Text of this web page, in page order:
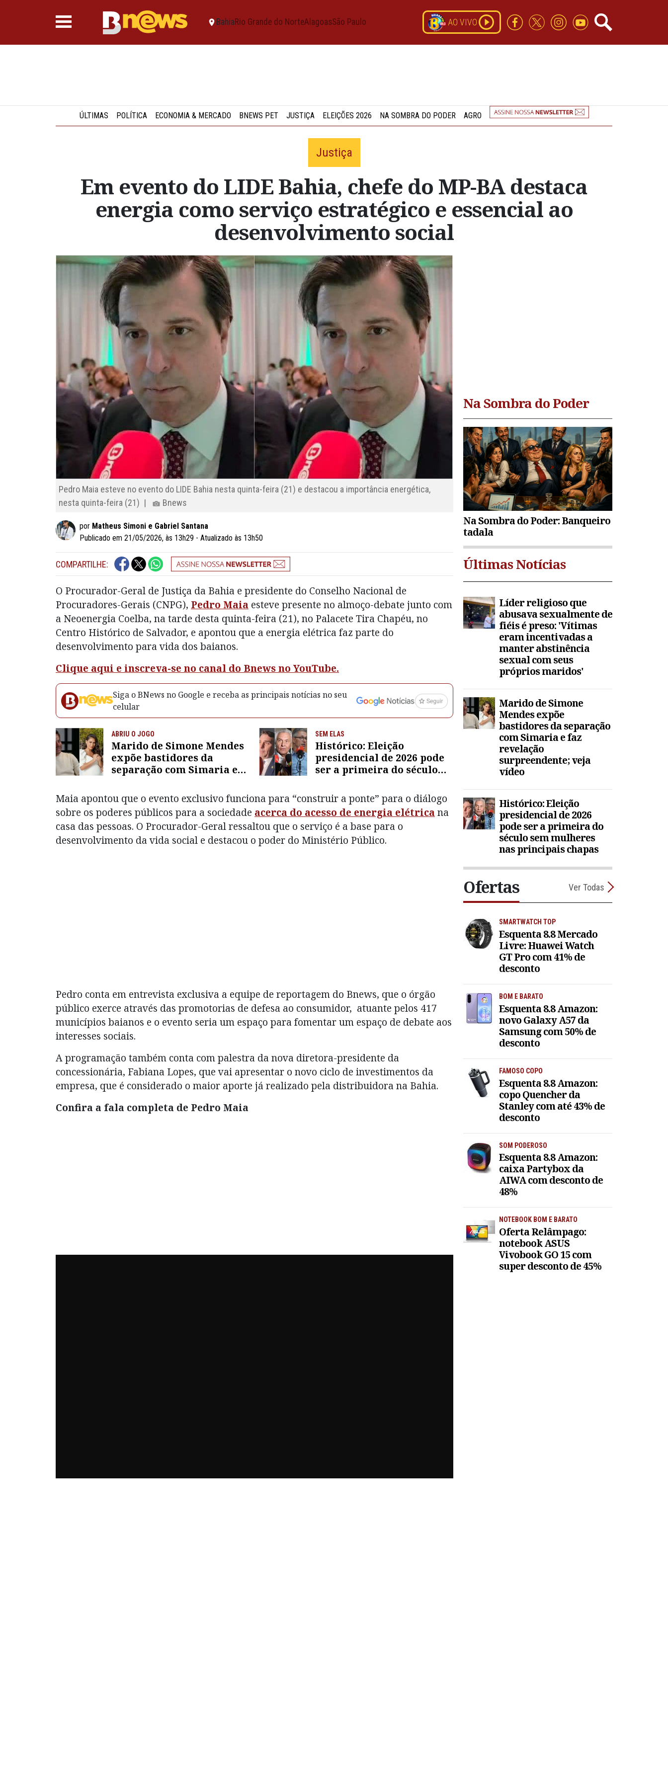
BahiaRio Grande do NorteAlagoasSão Paulo AO VIVO
ÚLTIMAS POLÍTICA ECONOMIA & MERCADO BNEWS PET JUSTIÇA ELEIÇÕES 2026 NA SOMBRA DO PODER AGRO
Justiça
Em evento do LIDE Bahia, chefe do MP-BA destaca
energia como serviço estratégico e essencial ao
desenvolvimento social
Pedro Maia esteve no evento do LIDE Bahia nesta quinta-feira (21) e destacou a importância energética,
nesta quinta-feira (21) |
Bnews
por Matheus Simoni e Gabriel Santana
Publicado em 21/05/2026, às 13h29 - Atualizado às 13h50
COMPARTILHE:
O Procurador-Geral de Justiça da Bahia e presidente do Conselho Nacional de
Procuradores-Gerais (CNPG), Pedro Maia esteve presente no almoço-debate junto com
a Neoenergia Coelba, na tarde desta quinta-feira (21), no Palacete Tira Chapéu, no
Centro Histórico de Salvador, e apontou que a energia elétrica faz parte do
desenvolvimento para vida dos baianos.
Clique aqui e inscreva-se no canal do Bnews no YouTube.
Siga o BNews no Google e receba as principais notícias no seu
celular
ABRIU O JOGO
Marido de Simone Mendes
expõe bastidores da
separação com Simaria e
surpreendente; veja vídeo
SEM ELAS
Histórico: Eleição
presidencial de 2026 pode
ser a primeira do século
principais chapas
Maia apontou que o evento exclusivo funciona para “construir a ponte” para o diálogo
sobre os poderes públicos para a sociedade acerca do acesso de energia elétricana
casa das pessoas. O Procurador-Geral ressaltou que o serviço é a base para o
desenvolvimento da vida social e destacou o poder do Ministério Público.
Pedro conta em entrevista exclusiva a equipe de reportagem do Bnews, que o órgão
público exerce através das promotorias de defesa ao consumidor, atuante pelos 417
municípios baianos e o evento seria um espaço para fomentar um espaço de debate aos
interesses sociais.
A programação também conta com palestra da nova diretora-presidente da
concessionária, Fabiana Lopes, que vai apresentar o novo ciclo de investimentos da
empresa, que é considerado o maior aporte já realizado pela distribuidora na Bahia.
Confira a fala completa de Pedro Maia
Na Sombra do Poder
Na Sombra do Poder: Banqueiro
tadala
Últimas Notícias
Líder religioso que
abusava sexualmente de
fiéis é preso: 'Vítimas
eram incentivadas a
manter abstinência
sexual com seus
próprios maridos'
Marido de Simone
Mendes expõe
bastidores da separação
com Simaria e faz
revelação
surpreendente; veja
vídeo
Histórico: Eleição
presidencial de 2026
pode ser a primeira do
século sem mulheres
nas principais chapas
Ofertas Ver Todas
SMARTWATCH TOP
Esquenta 8.8 Mercado
Livre: Huawei Watch
GT Pro com 41% de
desconto
BOM E BARATO
Esquenta 8.8 Amazon:
novo Galaxy A57 da
Samsung com 50% de
desconto
FAMOSO COPO
Esquenta 8.8 Amazon:
copo Quencher da
Stanley com até 43% de
desconto
SOM PODEROSO
Esquenta 8.8 Amazon:
caixa Partybox da
AIWA com desconto de
48%
NOTEBOOK BOM E BARATO
Oferta Relâmpago:
notebook ASUS
Vivobook GO 15 com
super desconto de 45%